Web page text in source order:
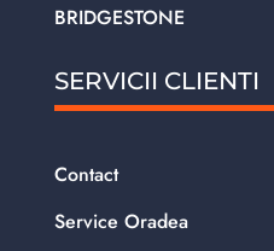
BRIDGESTONE
SERVICII CLIENTI
Contact
Service Oradea